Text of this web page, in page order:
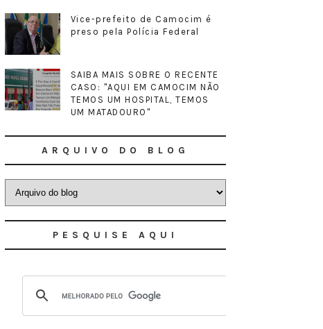
Vice-prefeito de Camocim é
preso pela Polícia Federal
SAIBA MAIS SOBRE O RECENTE
CASO: "AQUI EM CAMOCIM NÃO
TEMOS UM HOSPITAL, TEMOS
UM MATADOURO"
ARQUIVO DO BLOG
PESQUISE AQUI